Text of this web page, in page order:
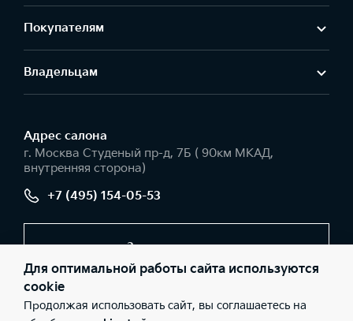
Покупателям
Владельцам
Адрес салонa
г. Москва Студеный пр-д, 7Б ( 90км МКАД,
внутренняя сторона)
+7 (495) 154-05-53
Заказать звонок
© 2026 Юридические лица ООО «АГ ИРБИС» (Фактический
Для оптимальной работы сайта используются
cookie
Продолжая использовать сайт, вы соглашаетесь на